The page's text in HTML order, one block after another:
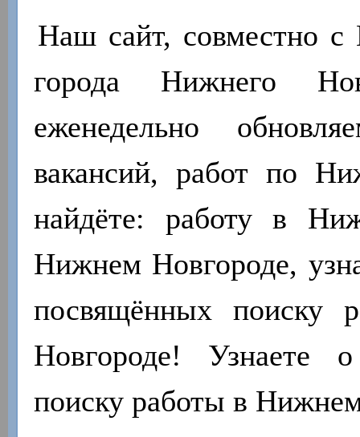
Наш сайт, совместно с
города Нижнего
еженедельно
вакансий, работ по
найдёте: работу в
Нижнем Новгороде,
посвящённых поиску
Новгороде! Узнаете
поиску работы в